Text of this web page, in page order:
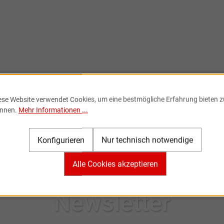
Newsletter
Website verwendet Cookies, um eine bestmögliche Erfahrung bieten
Mehr Informationen ...
Nur technisch notwendige
Konfigurieren
Alle Cookies akzeptieren